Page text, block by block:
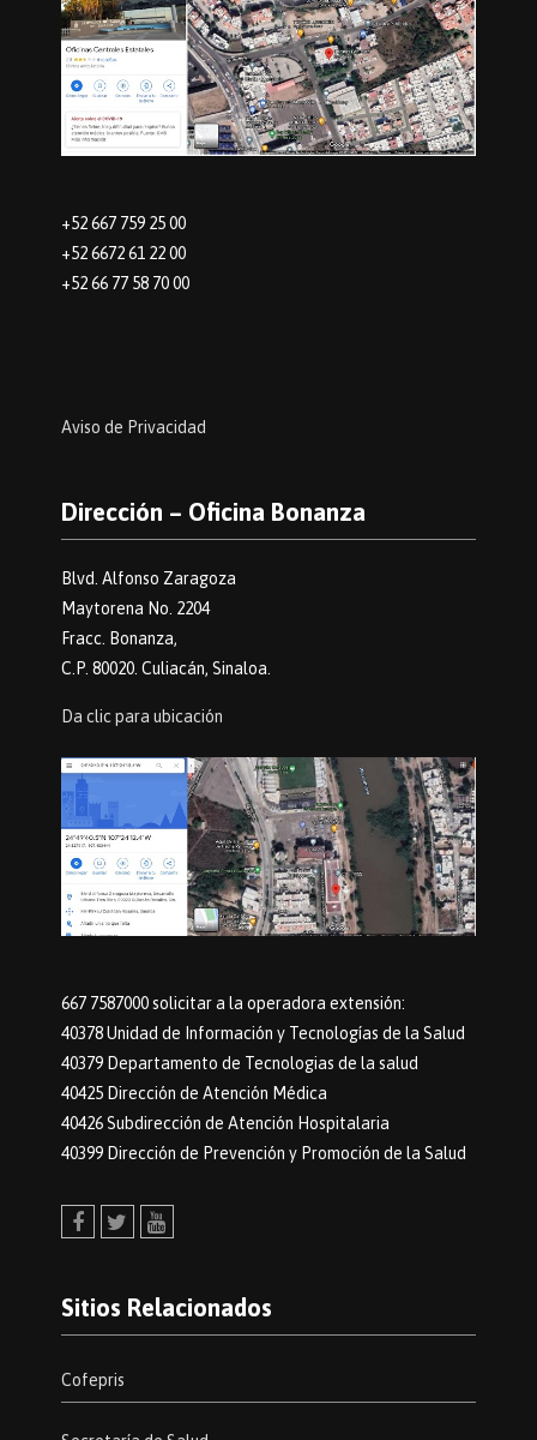
+52 667 759 25 00
+52 6672 61 22 00
+52 66 77 58 70 00
Aviso de Privacidad
Dirección – Oficina Bonanza
Blvd. Alfonso Zaragoza
Maytorena No. 2204
Fracc. Bonanza,
C.P. 80020. Culiacán, Sinaloa.
Da clic para ubicación
667 7587000 solicitar a la operadora extensión:
40378 Unidad de Información y Tecnologías de la Salud
40379 Departamento de Tecnologias de la salud
40425 Dirección de Atención Médica
40426 Subdirección de Atención Hospitalaria
40399 Dirección de Prevención y Promoción de la Salud
Sitios Relacionados
Cofepris